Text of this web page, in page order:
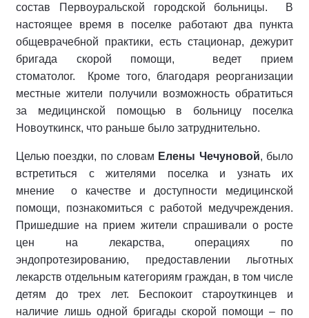
состав Первоуральской городской больницы. В
настоящее время в поселке работают два пункта
общеврачебной практики, есть стационар, дежурит
бригада скорой помощи, ведет прием
стоматолог. Кроме того, благодаря реорганизации
местные жители получили возможность обратиться
за медицинской помощью в больницу поселка
Новоуткинск, что раньше было затруднительно.
Целью поездки, по словам Елены Чечуновой, было
встретиться с жителями поселка и узнать их
мнение о качестве и доступности медицинской
помощи, познакомиться с работой медучреждения.
Пришедшие на прием жители спрашивали о росте
цен на лекарства, операциях по
эндопротезированию, предоставлении льготных
лекарств отдельным категориям граждан, в том числе
детям до трех лет. Беспокоит староуткинцев и
наличие лишь одной бригады скорой помощи – по